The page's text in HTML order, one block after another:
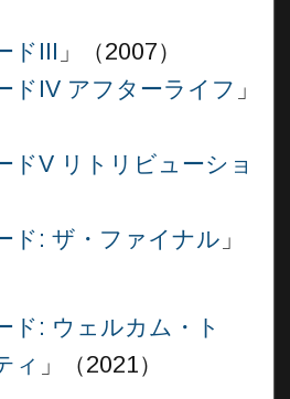
ドIII 」（2007）
ドIV アフターライフ 」
ドV リトリビューショ
ド: ザ・ファイナル 」
ド: ウェルカム・ト
ィ 」（2021）